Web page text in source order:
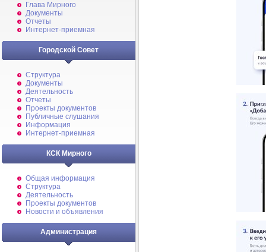
Глава Мирного
Документы
Отчеты
Интернет-приемная
Городской Совет
Структура
Документы
Деятельность
Отчеты
Проекты документов
Публичные слушания
Информация
Интернет-приемная
КСК Мирного
Общая информация
Структура
Деятельность
Проекты документов
Новости и объявления
Администрация